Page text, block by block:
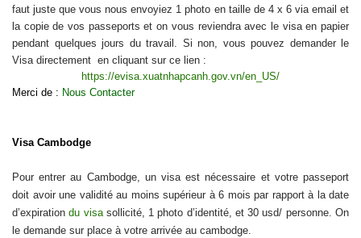
faut juste que vous nous envoyiez 1 photo en taille de 4 x 6 via email et
la copie de vos passeports et on vous reviendra avec le visa en papier
pendant quelques jours du travail. Si non, vous pouvez demander le
Visa directement en cliquant sur ce lien :
https://evisa.xuatnhapcanh.gov.vn/en_US/
Merci de : Nous Contacter
Visa Cambodge
Pour entrer au Cambodge, un visa est nécessaire et votre passeport
doit avoir une validité au moins supérieur à 6 mois par rapport à la date
d’expirationdu visasollicité, 1 photo d’identité, et 30 usd/ personne. On
le demande sur place à votre arrivée au cambodge.